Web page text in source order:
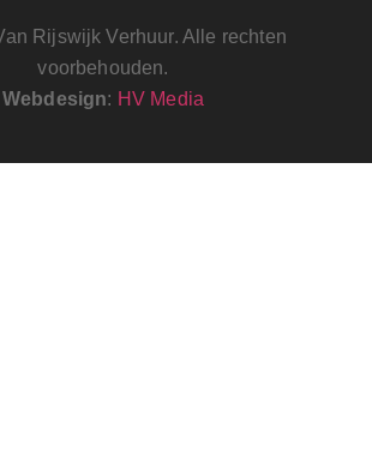
Rijswijk Verhuur. Alle rechten
voorbehouden.
Webdesign: HV Media